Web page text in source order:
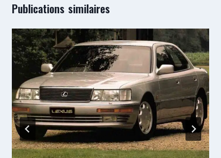
Publications similaires